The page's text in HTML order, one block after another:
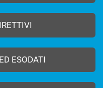
ESODATI